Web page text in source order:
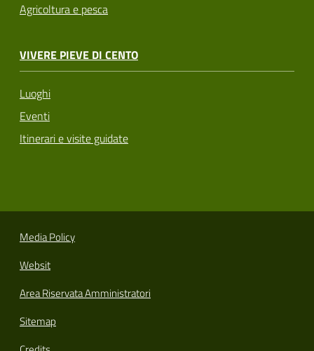
Agricoltura e pesca
VIVERE PIEVE DI CENTO
Luoghi
Eventi
Itinerari e visite guidate
Media Policy
Websit
Area Riservata Amministratori
Sitemap